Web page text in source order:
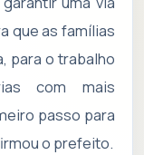
que as famílias
para o trabalho
com mais
passo para
o prefeito.